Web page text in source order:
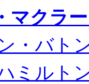
マクラ
・バト
ミルト